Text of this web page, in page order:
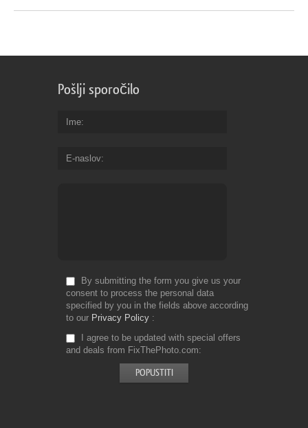
Pošlji sporočilo
Ime
E-naslov
By submitting the form you give us your
consent to process the personal data
specified by you in the fields above according
to our Privacy Policy
I agree to be updated with special offers
and deals from FixThePhoto.com